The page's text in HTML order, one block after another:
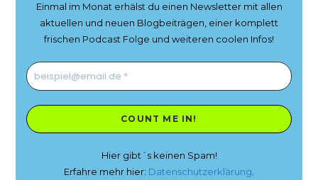
Einmal im Monat erhälst du einen Newsletter mit allen
aktuellen und neuen Blogbeiträgen, einer komplett
frischen Podcast Folge und weiteren coolen Infos!
Hier gibt´s keinen Spam!
Erfahre mehr hier: Datenschutzerklärung